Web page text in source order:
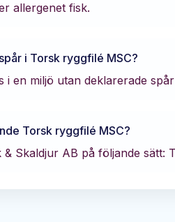
allergenet fisk.
i Torsk ryggfilé MSC?
i en miljö utan deklarerade
Torsk ryggfilé MSC?
& Skaldjur AB på följande sätt: